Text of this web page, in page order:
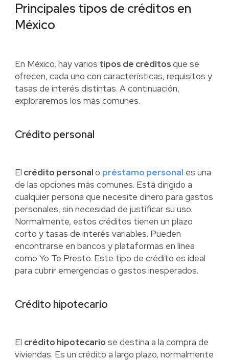
Principales tipos de créditos en
México
En México, hay varios tipos de créditosque se
ofrecen, cada uno con características, requisitos y
tasas de interés distintas. A continuación,
exploraremos los más comunes.
Crédito personal
El crédito personalo préstamo personal es una
de las opciones más comunes. Está dirigido a
cualquier persona que necesite dinero para gastos
personales, sin necesidad de justificar su uso.
Normalmente, estos créditos tienen un plazo
corto y tasas de interés variables. Pueden
encontrarse en bancos y plataformas en línea
como Yo Te Presto. Este tipo de crédito es ideal
para cubrir emergencias o gastos inesperados.
Crédito hipotecario
El crédito hipotecario se destina a la compra de
viviendas. Es un crédito a largo plazo, normalmente